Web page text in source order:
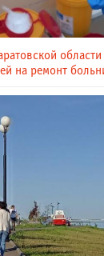
на ремонт